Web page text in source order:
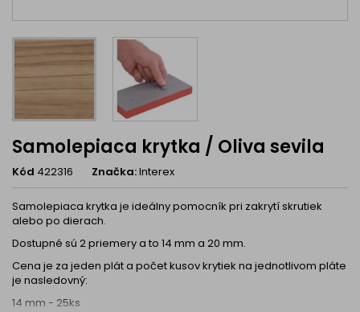
Samolepiaca krytka / Oliva sevila
Kód 422316 Značka:Interex
Samolepiaca krytka je ideálny pomocník pri zakrytí skrutiek
alebo po dierach.
Dostupné sú 2 priemery a to 14 mm a 20 mm.
Cena je za jeden plát a počet kusov krytiek na jednotlivom pláte
je nasledovný:
14 mm - 25ks